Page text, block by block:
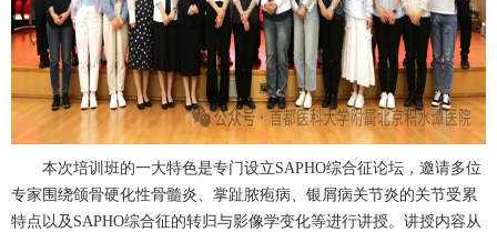
本次培训班的一大特色是专门设立SAPHO综合征论坛，邀请多位
专家围绕颌骨硬化性骨髓炎、掌趾脓疱病、银屑病关节炎的关节受累
特点以及 SAPHO综合征的转归与影像学变化等进行讲授。讲授内容从